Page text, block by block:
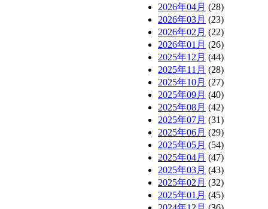
2026年04月 (28)
2026年03月 (23)
2026年02月 (22)
2026年01月 (26)
2025年12月 (44)
2025年11月 (28)
2025年10月 (27)
2025年09月 (40)
2025年08月 (42)
2025年07月 (31)
2025年06月 (29)
2025年05月 (54)
2025年04月 (47)
2025年03月 (43)
2025年02月 (32)
2025年01月 (45)